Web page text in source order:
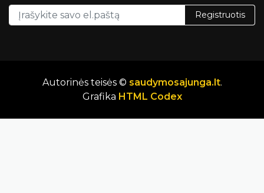
Registruotis
Autorinės teisės © saudymosajunga.lt.
Grafika HTML Codex